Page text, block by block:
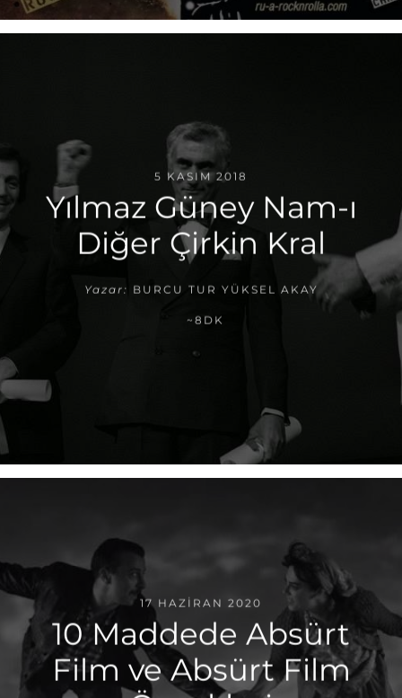
5 KASIM 2018
Yılmaz Güney Nam-ı
Diğer Çirkin Kral
Yazar: BURCU TUR YÜKSEL AKAY
~8DK
17 HAZIRAN 2020
10 Maddede Absürt
Film ve Absürt Film